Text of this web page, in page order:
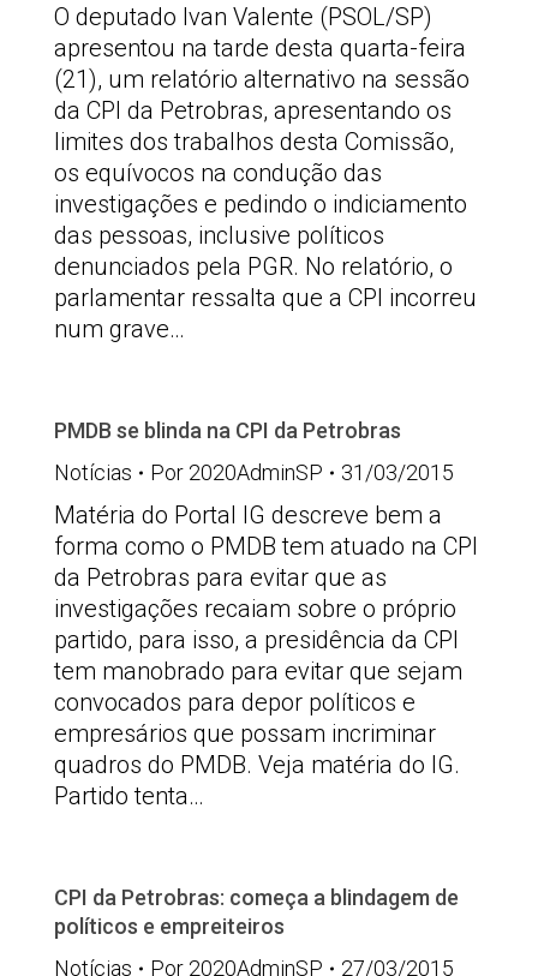
O deputado Ivan Valente (PSOL/SP)
apresentou na tarde desta quarta-feira
(21), um relatório alternativo na sessão
da CPI da Petrobras, apresentando os
limites dos trabalhos desta Comissão,
os equívocos na condução das
investigações e pedindo o indiciamento
das pessoas, inclusive políticos
denunciados pela PGR. No relatório, o
parlamentar ressalta que a CPI incorreu
num grave…
PMDB se blinda na CPI da Petrobras
Notícias
Por 2020AdminSP 31/03/2015
Matéria do Portal IG descreve bem a
forma como o PMDB tem atuado na CPI
da Petrobras para evitar que as
investigações recaiam sobre o próprio
partido, para isso, a presidência da CPI
tem manobrado para evitar que sejam
convocados para depor políticos e
empresários que possam incriminar
quadros do PMDB. Veja matéria do IG.
Partido tenta…
CPI da Petrobras: começa a blindagem de
políticos e empreiteiros
Notícias
Por 2020AdminSP 27/03/2015